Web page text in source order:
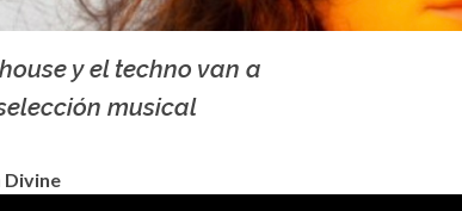
y el techno van a
musical
Divine